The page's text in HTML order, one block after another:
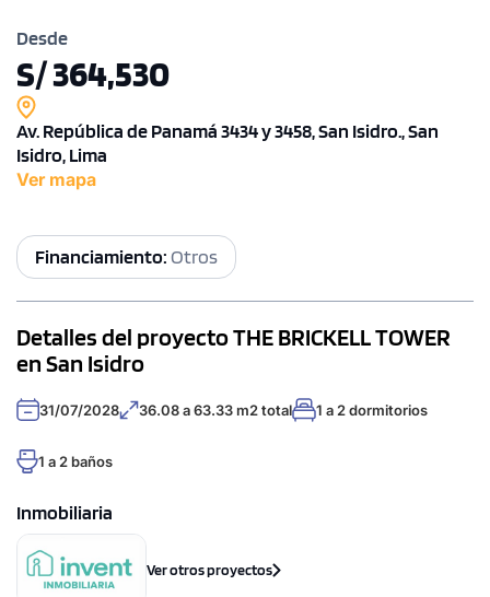
Desde
S/ 364,530
Av. República de Panamá 3434 y 3458, San Isidro., San
Isidro, Lima
Ver mapa
Financiamiento:Otros
Detalles del proyecto THE BRICKELL TOWER
en San Isidro
31/07/2028 36.08 a 63.33 m2 total 1 a 2 dormitorios
1 a 2 baños
Inmobiliaria
Ver otros proyectos